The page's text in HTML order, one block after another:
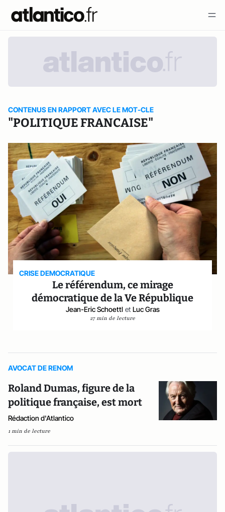
CONTENUS EN RAPPORT AVEC LE MOT-CLE
"POLITIQUE FRANCAISE"
CRISE DEMOCRATIQUE
Le référendum, ce mirage
démocratique de la Ve République
Jean-Eric Schoettl et Luc Gras
27 min de lecture
AVOCAT DE RENOM
Roland Dumas, figure de la
politique française, est mort
Rédaction d'Atlantico
1 min de lecture